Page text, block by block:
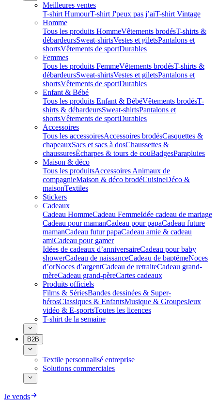
Meilleures ventes
T-shirt HumourT-shirt J'peux pas j’aiT-shirt Vintage
Homme
Tous les produits HommeVêtements brodésT-shirts &
débardeursSweat-shirtsVestes et giletsPantalons et
shortsVêtements de sportDurables
Femmes
Tous les produits FemmeVêtements brodésT-shirts &
débardeursSweat-shirtsVestes et giletsPantalons et
shortsVêtements de sportDurables
Enfant & Bébé
Tous les produits Enfant & BébéVêtements brodésT-
shirts & débardeursSweat-shirtsPantalons et
shortsVêtements de sportDurables
Accessoires
Tous les accessoiresAccessoires brodésCasquettes &
chapeauxSacs et sacs à dosChaussettes &
chaussuresÉcharpes & tours de couBadgesParapluies
Maison & déco
Tous les produitsAccessoires Animaux de
compagnieMaison & déco brodéCuisineDéco &
maisonTextiles
Stickers
Cadeaux
Cadeau HommeCadeau FemmeIdée cadeau de mariage​
Cadeau pour mamanCadeau pour papaCadeau future
mamanCadeau futur papaCadeau amie & cadeau
amiCadeau pour gamer
Idées de cadeaux d’anniversaireCadeau pour baby
showerCadeau de naissanceCadeau de baptêmeNoces
d’orNoces d’argentCadeau de retraiteCadeau grand-
mèreCadeau grand-pèreCartes cadeaux
Produits officiels
Films & SériesBandes dessinées & Super-
hérosClassiques & EnfantsMusique & GroupesJeux
vidéo & E-sportsToutes les licences
T-shirt de la semaine
B2B
Textile personnalisé entreprise
Solutions commerciales
Je vends